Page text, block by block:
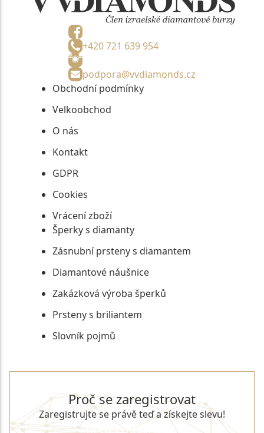
+420 721 639 954
podpora@vvdiamonds.cz
Obchodní podmínky
Velkoobchod
O nás
Kontakt
GDPR
Cookies
Vrácení zboží
Šperky s diamanty
Zásnubní prsteny s diamantem
Diamantové náušnice
Zakázková výroba šperků
Prsteny s briliantem
Slovník pojmů
Proč se zaregistrovat
Zaregistrujte se právě teď a získejte slevu!